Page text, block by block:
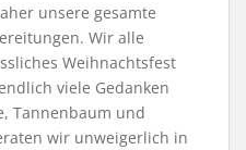
unsere gesamte
Wir alle
Weihnachtsfest
viele Gedanken
Tannenbaum und
wir unweigerlich in